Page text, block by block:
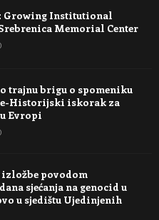
Growing Institutional
Memorial Center
trajnu brigu o spomeniku
Historijski iskorak za
Evropi
izložbe povodom
sjećanja na genocid u
u sjedištu Ujedinjenih